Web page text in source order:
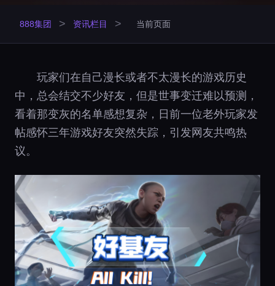
888集团 > 资讯栏目 > 当前页面
玩家们在自己漫长或者不太漫长的游戏历史
中，总会结交不少好友，但是世事变迁难以预测，
看着那变灰的名单感想复杂，日前一位老外玩家发
帖感怀三年游戏好友突然失踪，引发网友共鸣热
议。